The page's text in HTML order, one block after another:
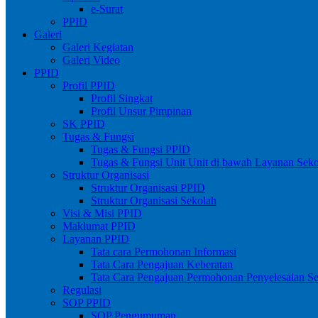
e-Surat
PPID
Galeri
Galeri Kegiatan
Galeri Video
PPID
Profil PPID
Profil Singkat
Profil Unsur Pimpinan
SK PPID
Tugas & Fungsi
Tugas & Fungsi PPID
Tugas & Fungsi Unit Unit di bawah Layanan
Struktur Organisasi
Struktur Organisasi PPID
Struktur Organisasi Sekolah
Visi & Misi PPID
Maklumat PPID
Layanan PPID
Tata cara Permohonan Informasi
Tata Cara Pengajuan Keberatan
Tata Cara Pengajuan Permohonan Penyelesaian
Regulasi
SOP PPID
SOP Pengumuman